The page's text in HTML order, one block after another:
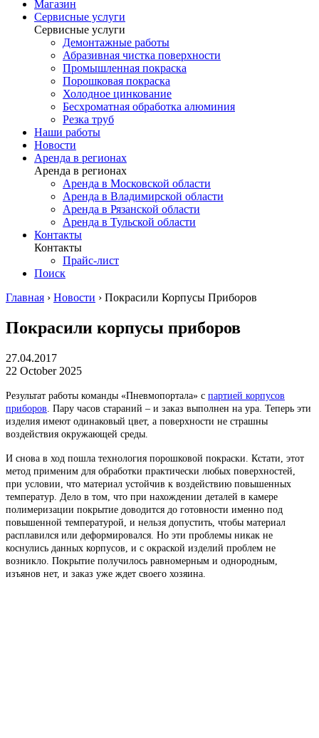
Магазин
Сервисные услуги
Сервисные услуги
Демонтажные работы
Абразивная чистка поверхности
Промышленная покраска
Порошковая покраска
Холодное цинкование
Бесхроматная обработка алюминия
Резка труб
Наши работы
Новости
Аренда в регионах
Аренда в регионах
Аренда в Московской области
Аренда в Владимирской области
Аренда в Рязанской области
Аренда в Тульской области
Контакты
Контакты
Прайс-лист
Поиск
Главная › Новости › Покрасили Корпусы Приборов
Покрасили корпусы приборов
27.04.2017
22 October 2025
Результат работы команды «Пневмопортала» с партией корпусов
приборов . Пару часов стараний – и заказ выполнен на ура. Теперь эти
изделия имеют одинаковый цвет, а поверхности не страшны
воздействия окружающей среды.
И снова в ход пошла технология порошковой покраски. Кстати, этот
метод применим для обработки практически любых поверхностей,
при условии, что материал устойчив к воздействию повышенных
температур. Дело в том, что при нахождении деталей в камере
полимеризации покрытие доводится до готовности именно под
повышенной температурой, и нельзя допустить, чтобы материал
расплавился или деформировался. Но эти проблемы никак не
коснулись данных корпусов, и с окраской изделий проблем не
возникло. Покрытие получилось равномерным и однородным,
изъянов нет, и заказ уже ждет своего хозяина.